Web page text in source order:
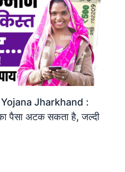
Jharkhand :
पैसा अटक सकता है, जल्दी